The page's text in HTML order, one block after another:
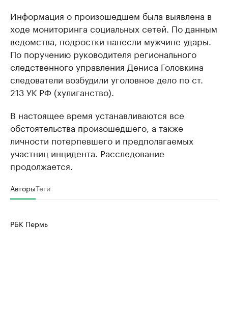
Информация о произошедшем была выявлена в
ходе мониторинга социальных сетей. По данным
ведомства, подростки нанесли мужчине удары.
По поручению руководителя регионального
следственного управления Дениса Головкина
следователи возбудили уголовное дело по ст.
213 УК РФ (хулиганство).
В настоящее время устанавливаются все
обстоятельства произошедшего, а также
личности потерпевшего и предполагаемых
участниц инцидента. Расследование
продолжается.
АвторыТеги
РБК Пермь